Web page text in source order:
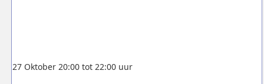
27 Oktober 20:00 tot 22:00 uur